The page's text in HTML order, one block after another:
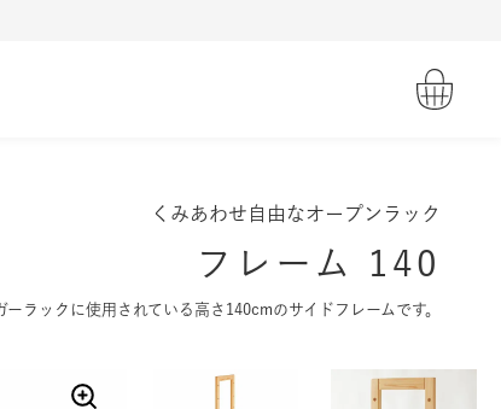
くみあわせ自由なオープンラック
フレーム 140
ラックに使用されている高さ140cmのサイドフレームです。